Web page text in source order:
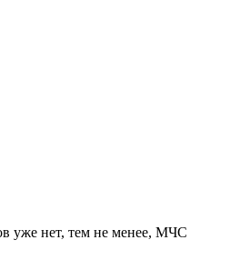
уже нет, тем не менее, МЧС